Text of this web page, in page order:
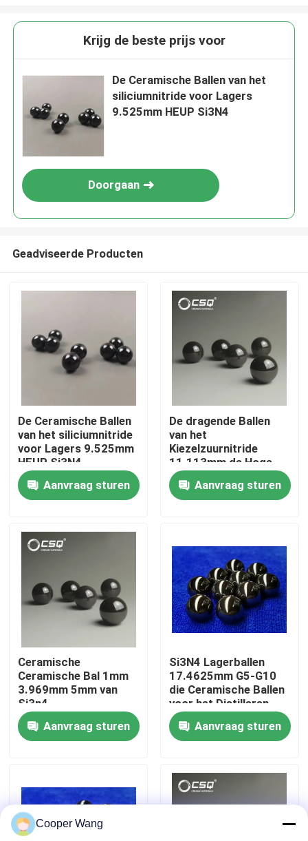
Huis
Producten
VR toon
Fabrieksreis
Kwaliteitscontrole
Neem contact met ons op
Ceramische Kogellagers
608 Ceramische Lagers
Krijg de beste prijs voor
De Ceramische Ballen van het
siliciumnitride voor Lagers
9.525mm HEUP Si3N4
Doorgaan
Geadviseerde Producten
De Ceramische Ballen
van het siliciumnitride
voor Lagers 9.525mm
HEUP Si3N4
Aanvraag sturen
De dragende Ballen
van het
Kiezelzuurnitride
11.113mm de Hoge
Precisie Ceramische
Ballen van G5
Aanvraag sturen
Ceramische
Ceramische Bal 1mm
3.969mm 5mm van
Si3n4
Aanvraag sturen
Si3N4 Lagerballen
17.4625mm G5-G10
die Ceramische Ballen
voor het Distilleren
malen
Aanvraag sturen
Cooper Wang